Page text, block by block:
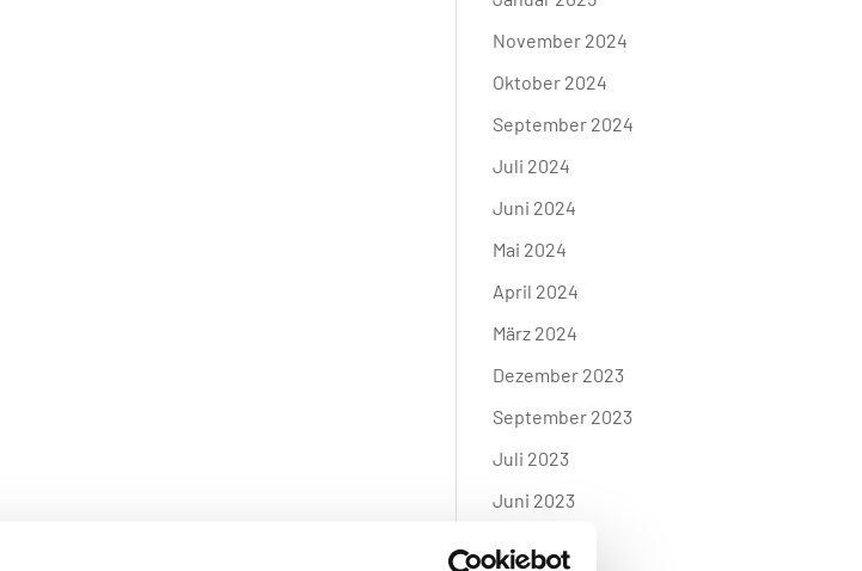
November 2024
Oktober 2024
September 2024
Juli 2024
Juni 2024
Mai 2024
April 2024
März 2024
Dezember 2023
September 2023
Juli 2023
Juni 2023